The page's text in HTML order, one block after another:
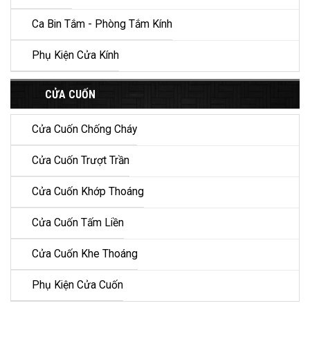
Ca Bin Tắm - Phòng Tắm Kính
Phụ Kiện Cửa Kính
CỬA CUỐN
Cửa Cuốn Chống Cháy
Cửa Cuốn Trượt Trần
Cửa Cuốn Khớp Thoáng
Cửa Cuốn Tấm Liền
Cửa Cuốn Khe Thoáng
Phụ Kiện Cửa Cuốn